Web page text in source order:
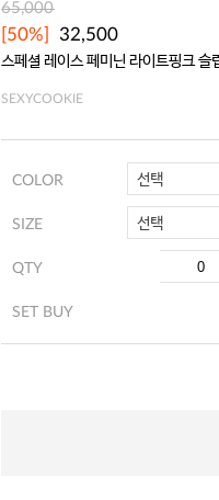
65,000
[50%] 32,500
스페셜 레이스 페미닌 라이트핑크 슬
SEXYCOOKIE
COLOR 선택
SIZE 선택
QTY
SET BUY